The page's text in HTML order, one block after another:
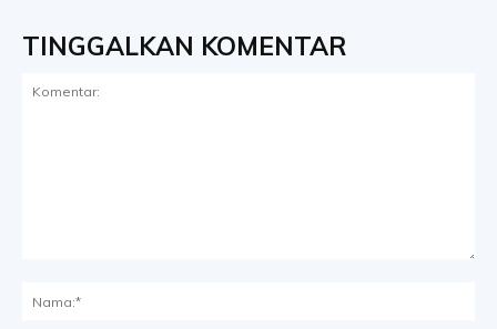
TINGGALKAN KOMENTAR